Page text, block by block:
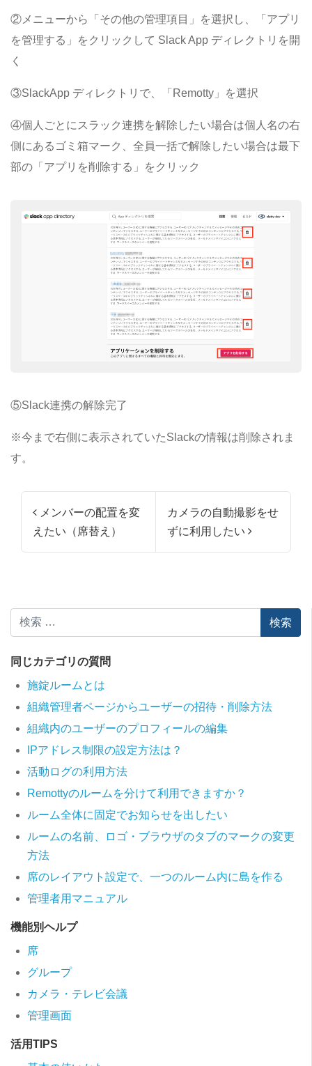
検索
同じカテゴリの質問
施錠ルームとは
組織管理者ページからユーザーの招待・削除方法
組織内のユーザーのプロフィールの編集
IPアドレス制限の設定方法は？
活動ログの利用方法
Remottyのルームを分けて利用できますか？
ルーム全体に固定でお知らせを出したい
ルームの名前、ロゴ・ブラウザのタブのマークの変更
方法
席のレイアウト設定で、一つのルーム内に島を作る
管理者用マニュアル
機能別ヘルプ
席
グループ
カメラ・テレビ会議
管理画面
活用TIPS
②メニューから「その他の管理項目」を選択し、「アプリ
を管理する」をクリックして Slack App ディレクトリを開
く
③SlackApp ディレクトリで、「Remotty」を選択
④個人ごとにスラック連携を解除したい場合は個人名の右
側にあるゴミ箱マーク、全員一括で解除したい場合は最下
部の「アプリを削除する」をクリック
⑤Slack連携の解除完了
※今まで右側に表示されていたSlackの情報は削除されま
す。
投稿ナビゲーション
メンバーの配置を変
えたい（席替え）
カメラの自動撮影をせ
ずに利用したい